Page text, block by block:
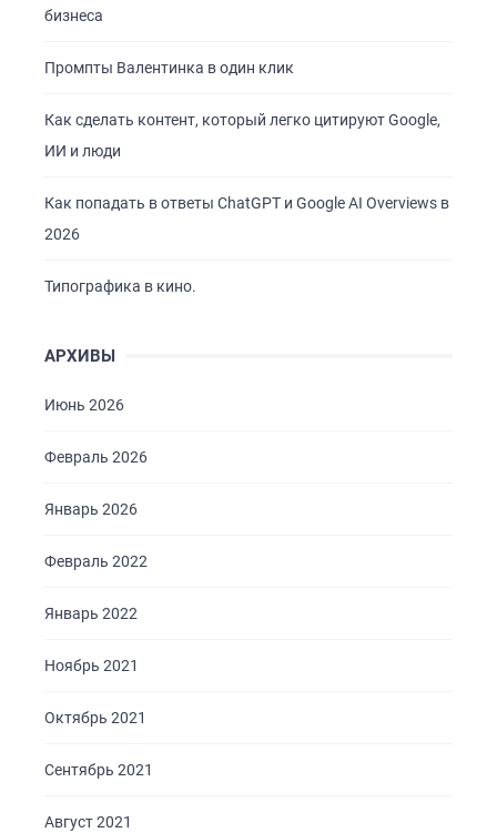
бизнеса
Промпты Валентинка в один клик
Как сделать контент, который легко цитируют Google,
ИИ и люди
Как попадать в ответы ChatGPT и Google AI Overviews в
2026
Типографика в кино.
АРХИВЫ
Июнь 2026
Февраль 2026
Январь 2026
Февраль 2022
Январь 2022
Ноябрь 2021
Октябрь 2021
Сентябрь 2021
Август 2021